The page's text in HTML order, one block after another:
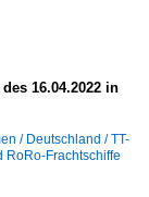
16.04.2022 in
/ Deutschland / TT-
RoRo-Frachtschiffe